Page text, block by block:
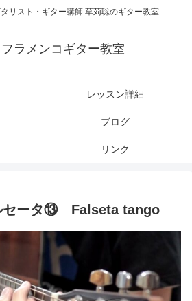
リスト・ギター講師 草苅聡のギター教室
ラメンコギター教室
レッスン詳細
ブログ
リンク
セータ⑬ Falseta tango